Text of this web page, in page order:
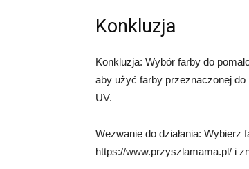
Konkluzja
Konkluzja: Wybór farby do
aby użyć farby przeznaczonej do
UV.
Wezwanie do działania: Wybierz
https://www.przyszlamama.pl/ i